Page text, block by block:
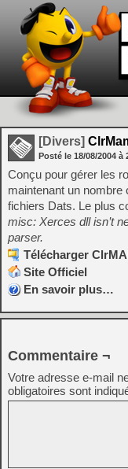
[Divers]
Posté le 18/08/2004 à
Conçu pour gérer les
maintenant un
fichiers Dats. Le plus
misc: Xerces dll isn’t
parser.
Télécharger
Site Officiel
En savoir plus…
Commentaire ¬
Votre adresse e-mail
obligatoires sont